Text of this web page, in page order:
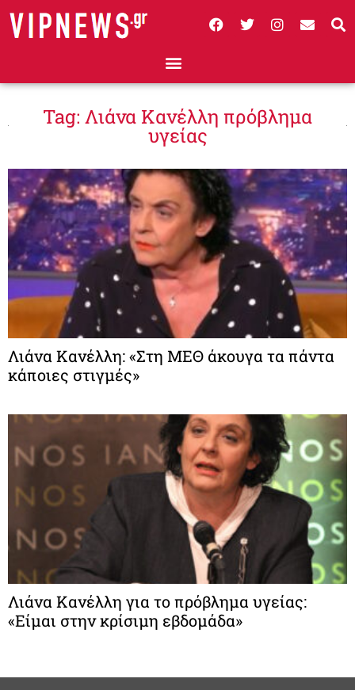
Tag: Λιάνα Κανέλλη πρόβλημα
υγείας
Λιάνα Κανέλλη: «Στη ΜΕΘ άκουγα τα πάντα
κάποιες στιγμές»
Λιάνα Κανέλλη για το πρόβλημα υγείας:
«Είμαι στην κρίσιμη εβδομάδα»